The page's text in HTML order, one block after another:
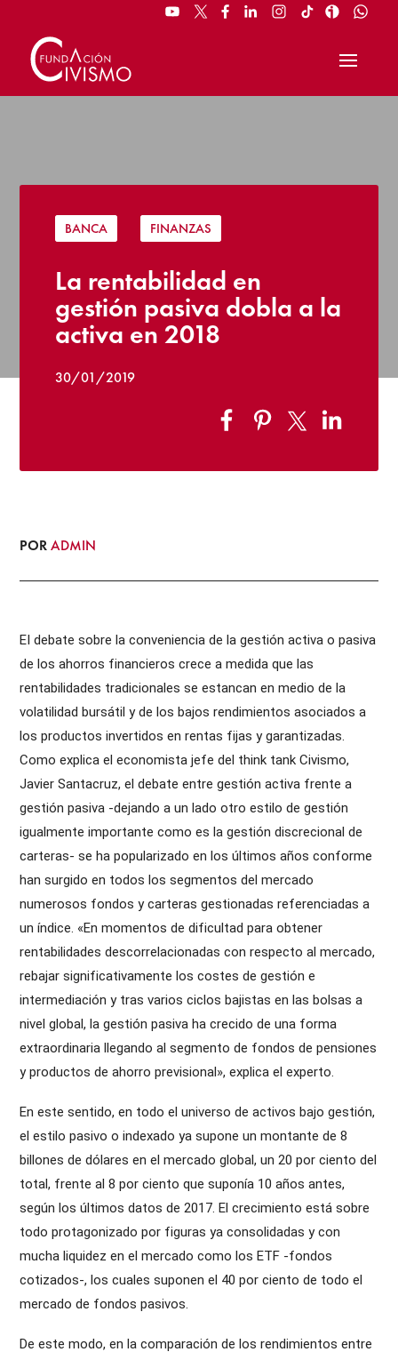
BANCA FINANZAS
La rentabilidad en
gestión pasiva dobla a la
activa en 2018
30/01/2019
PORADMIN
EI debate sobre la conveniencia de la gestión activa o pasiva
de los ahorros financieros crece a medida que las
rentabilidades tradicionales se estancan en medio de la
volatilidad bursátil y de los bajos rendimientos asociados a
los productos invertidos en rentas fijas y garantizadas.
Como explica el economista jefe del think tank Civismo,
Javier Santacruz, el debate entre gestión activa frente a
gestión pasiva -dejando a un lado otro estilo de gestión
igualmente importante como es la gestión discrecional de
carteras- se ha popularizado en los últimos años conforme
han surgido en todos los segmentos del mercado
numerosos fondos y carteras gestionadas referenciadas a
un índice. «En momentos de dificultad para obtener
rentabilidades descorrelacionadas con respecto al mercado,
rebajar significativamente los costes de gestión e
intermediación y tras varios ciclos bajistas en las bolsas a
nivel global, la gestión pasiva ha crecido de una forma
extraordinaria llegando al segmento de fondos de pensiones
y productos de ahorro previsional», explica el experto.
En este sentido, en todo el universo de activos bajo gestión,
el estilo pasivo o indexado ya supone un montante de 8
billones de dólares en el mercado global, un 20 por ciento del
total, frente al 8 por ciento que suponía 10 años antes,
según los últimos datos de 2017. El crecimiento está sobre
todo protagonizado por figuras ya consolidadas y con
mucha liquidez en el mercado como los ETF -fondos
cotizados-, los cuales suponen el 40 por ciento de todo el
mercado de fondos pasivos.
De este modo, en la comparación de los rendimientos entre